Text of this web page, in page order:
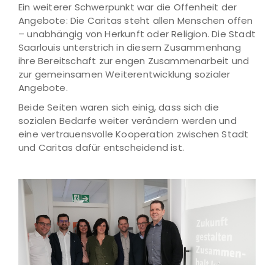
Ein weiterer Schwerpunkt war die Offenheit der
Angebote: Die Caritas steht allen Menschen offen
– unabhängig von Herkunft oder Religion. Die Stadt
Saarlouis unterstrich in diesem Zusammenhang
ihre Bereitschaft zur engen Zusammenarbeit und
zur gemeinsamen Weiterentwicklung sozialer
Angebote.
Beide Seiten waren sich einig, dass sich die
sozialen Bedarfe weiter verändern werden und
eine vertrauensvolle Kooperation zwischen Stadt
und Caritas dafür entscheidend ist.